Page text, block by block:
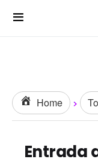
Home
Entrada